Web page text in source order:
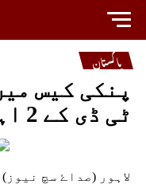
پاکستان
پنکی کیس
ٹی ڈی کے 2 اہلکار گرفتار
لاہور (صداۓ سچ